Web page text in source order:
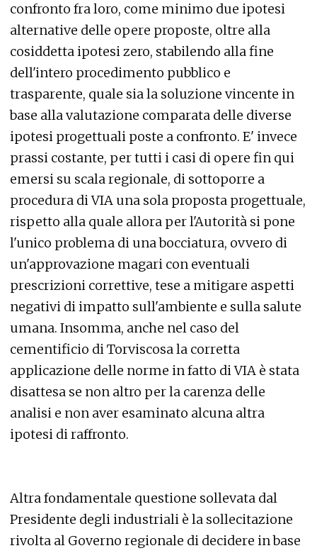
confronto fra loro, come minimo due ipotesi
alternative delle opere proposte, oltre alla
cosiddetta ipotesi zero, stabilendo alla fine
dell'intero procedimento pubblico e
trasparente, quale sia la soluzione vincente in
base alla valutazione comparata delle diverse
ipotesi progettuali poste a confronto. E' invece
prassi costante, per tutti i casi di opere fin qui
emersi su scala regionale, di sottoporre a
procedura di VIA una sola proposta progettuale,
rispetto alla quale allora per l'Autorità si pone
l'unico problema di una bocciatura, ovvero di
un'approvazione magari con eventuali
prescrizioni correttive, tese a mitigare aspetti
negativi di impatto sull'ambiente e sulla salute
umana. Insomma, anche nel caso del
cementificio di Torviscosa la corretta
applicazione delle norme in fatto di VIA è stata
disattesa se non altro per la carenza delle
analisi e non aver esaminato alcuna altra
ipotesi di raffronto.
Altra fondamentale questione sollevata dal
Presidente degli industriali è la sollecitazione
rivolta al Governo regionale di decidere in base